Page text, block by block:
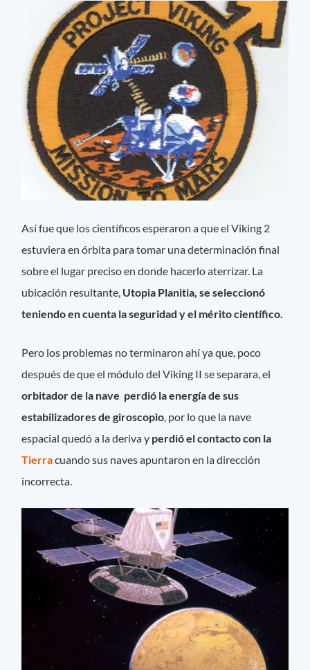
Así fue que los científicos esperaron a que el Viking 2
estuviera en órbita para tomar una determinación final
sobre el lugar preciso en donde hacerlo aterrizar. La
ubicación resultante, Utopia Planitia, se seleccionó
teniendo en cuenta la seguridad y el mérito científico.
Pero los problemas no terminaron ahí ya que, poco
después de que el módulo del Viking II se separara, el
orbitador de la nave perdió la energía de sus
estabilizadores de giroscopìo , por lo que la nave
espacial quedó a la deriva y perdió el contacto con la
Tierracuando sus naves apuntaron en la dirección
incorrecta.